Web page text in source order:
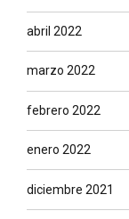
abril 2022
marzo 2022
febrero 2022
enero 2022
diciembre 2021